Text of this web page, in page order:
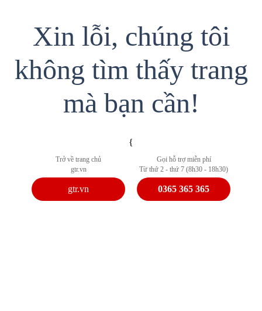
Xin lỗi, chúng tôi
không tìm thấy trang
mà bạn cần!
{
Trở về trang chủ
gtr.vn
gtr.vn
Gọi hỗ trợ miễn phí
Từ thứ 2 - thứ 7 (8h30 - 18h30)
0365 365 365